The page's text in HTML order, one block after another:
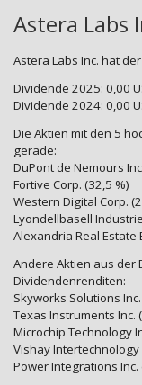
Astera Labs
Astera Labs Inc. hat
Dividende 2025: 0,00
Dividende 2024: 0,00
Die Aktien mit den 5
gerade:
DuPont de Nemours
Fortive Corp. (32,5 %)
Western Digital Corp.
Lyondellbasell
Alexandria Real Estate
Andere Aktien aus der
Dividendenrenditen:
Skyworks Solutions
Texas Instruments Inc.
Microchip Technology
Vishay Intertechnology
Power Integrations Inc.